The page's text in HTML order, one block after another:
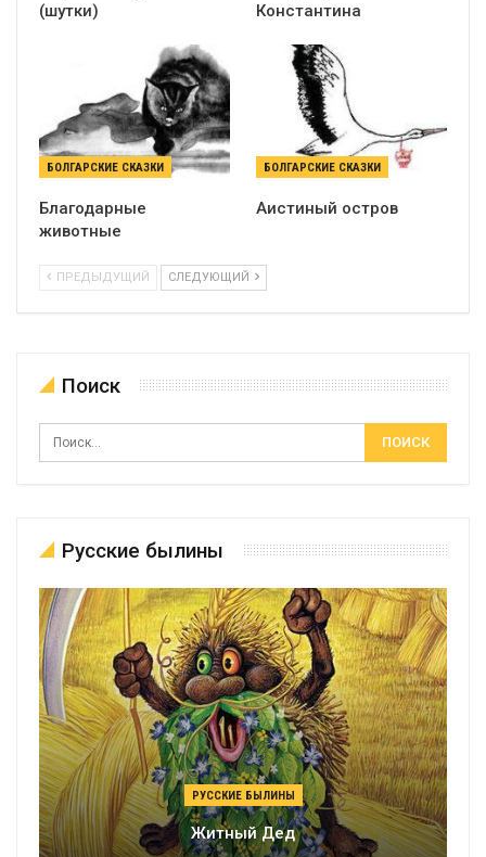
(шутки)
Константина
БОЛГАРСКИЕ СКАЗКИ
Благодарные
животные
БОЛГАРСКИЕ СКАЗКИ
Аистиный остров
ПРЕДЫДУЩИЙ СЛЕДУЮЩИЙ
Поиск
Русские былины
РУССКИЕ БЫЛИНЫ
Житный Дед